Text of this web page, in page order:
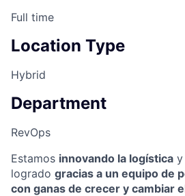
Full time
Location Type
Hybrid
Department
RevOps
Estamos innovando la logística y
logrado gracias a un equipo de
con ganas de crecer y cambiar